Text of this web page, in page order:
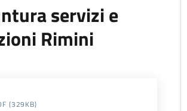
servizi e
Rimini
(329KB)